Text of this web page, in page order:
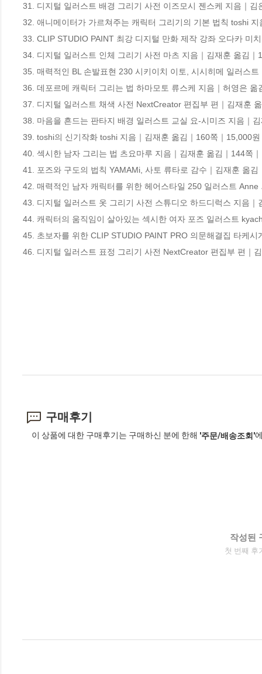
31. 디지털 일러스트 배경 그리기 사전 이즈모시 젠스케 지음｜
32. 애니메이터가 가르쳐주는 캐릭터 그리기의 기본 법칙 toshi
33. CLIP STUDIO PAINT 최강 디지털 만화 제작 강좌 오다카 미
34. 디지털 일러스트 인체 그리기 사전 마츠 지음｜김재훈 옮김｜
35. 매력적인 BL 손발표현 230 시키이치 이토, 시시히메 일러스
36. 데포르메 캐릭터 그리는 법 하마모토 류스케 지음｜허영은 옮
37. 디지털 일러스트 채색 사전 NextCreator 편집부 편｜김재훈
38. 마음을 흔드는 판타지 배경 일러스트 교실 요-시미즈 지음｜
39. toshi의 신기작화 toshi 지음｜김재훈 옮김｜160쪽｜15,000원
40. 섹시한 남자 그리는 법 츠요마루 지음｜김재훈 옮김｜144쪽
41. 포즈와 구도의 법칙 YAMAMi, 사토 류타로 감수｜김재훈 옮
42. 매력적인 남자 캐릭터를 위한 헤어스타일 250 일러스트
43. 디지털 일러스트 옷 그리기 사전 스튜디오 하드디럭스 지음
44. 캐릭터의 움직임이 살아있는 섹시한 여자 포즈 일러스트
45. 초보자를 위한 CLIP STUDIO PAINT PRO 의문해결집 타케
46. 디지털 일러스트 표정 그리기 사전 NextCreator 편집부 편｜
구매후기
이 상품에 대한 구매후기는 구매하신 분에 한해 '주문/배송조회'
작성된
첫 번째 후